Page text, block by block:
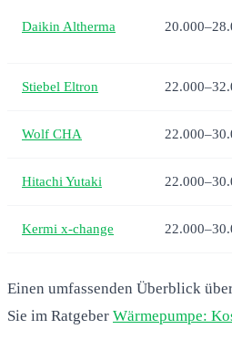
Daikin Altherma
Stiebel Eltron
Wolf CHA
Hitachi Yutaki
Kermi x-change
Einen umfassenden Überblick
Sie im Ratgeber Wärmepumpe: